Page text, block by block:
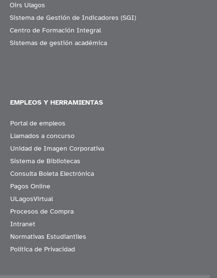
Oirs Ulagos
Sistema de Gestión de Indicadores (SGI)
Centro de Formación Integral
Sistemas de gestión académica
EMPLEOS Y HERRAMIENTAS
Portal de empleos
Llamados a concurso
Unidad de Imagen Corporativa
Sistema de Bibliotecas
Consulta Boleta Electrónica
Pagos Online
ULagosVirtual
Procesos de Compra
Intranet
Normativas Estudiantiles
Política de Privacidad